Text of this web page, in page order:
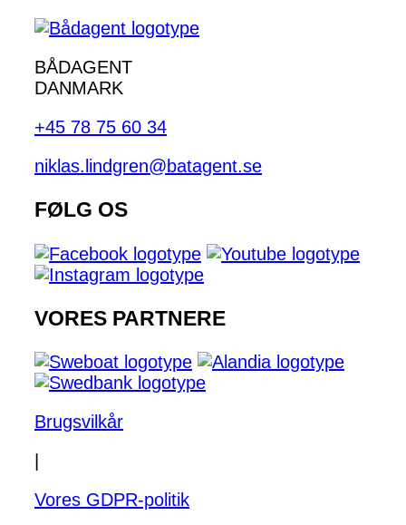
BÅDAGENT
DANMARK
+45 78 75 60 34
niklas.lindgren@batagent.se
FØLG OS
VORES PARTNERE
Brugsvilkår
Vores GDPR-politik